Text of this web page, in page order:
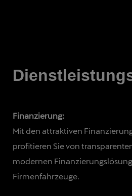
Finanzierung:
Mit den attraktiven
profitieren Sie von
modernen
Firmenfahrzeuge.